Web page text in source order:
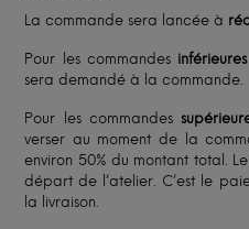
La commande sera lancée à
Pour les commandes
sera demandé à la commande.
Pour les commandes
verser au moment de la
environ 50% du montant total.
départ de l’atelier. C’est le
la livraison.